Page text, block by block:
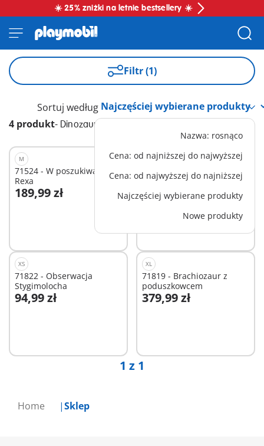
☀️ 25% zniżki na letnie bestsellery ☀️
Home Sklep
Filtr (1)
4 produkt- Dinozaury i smoki
Sortuj według
Nazwa: rosnąco
Cena: od najniższej do najwyższej
Cena: od najwyższej do najniższej
Najczęściej wybierane produkty
Nowe produkty
M
71524 - W poszukiwaniu T-
Rexa
189,99 zł
Dodaj do koszyka
M
71821 - Triceratopsy
164,99 zł
Dodaj do koszyka
XS
71822 - Obserwacja
Stygimolocha
94,99 zł
Dodaj do koszyka
XL
71819 - Brachiozaur z
poduszkowcem
379,99 zł
Dodaj do koszyka
1 z 1